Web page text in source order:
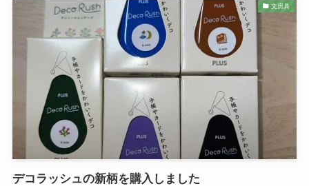
文房具
デコラッシュの新柄を購入しました